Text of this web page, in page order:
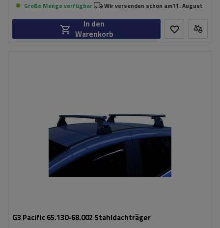
Große Menge verfügbar Wir versenden schon am11. August
In den
Warenkorb
G3 Pacific 65.130-68.002 Stahldachträger